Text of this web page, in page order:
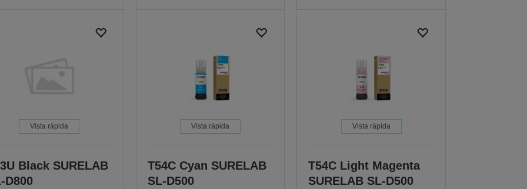
Vista rápida
Black SURELAB
D800
Vista rápida
T54C Cyan SURELAB
SL-D500
Vista rápida
T54C Light Magenta
SURELAB SL-D500